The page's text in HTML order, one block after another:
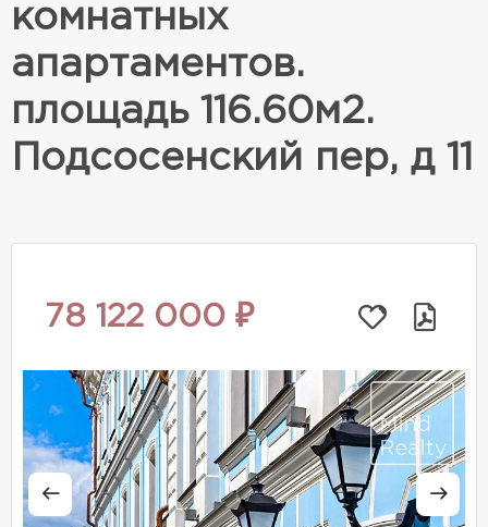
комнатных
апартаментов.
площадь 116.60м2.
Подсосенский пер, д 11
78 122 000 ₽